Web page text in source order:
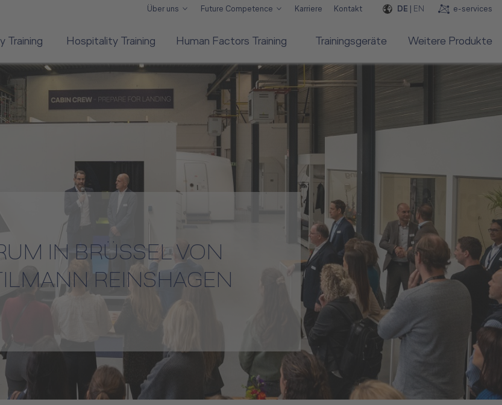
Über uns Future Competence Karriere Kontakt DE EN e-services
Training Hospitality Training Human Factors Training Trainingsgeräte Weitere Produkte
IN BRÜSSEL VON
REINSHAGEN